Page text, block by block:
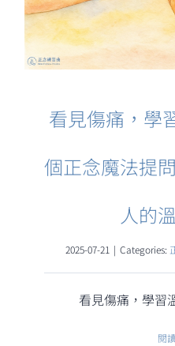
看見傷痛，學
個正念魔法提
人的
2025-07-21 | Categories:
看見傷痛，學習
閱